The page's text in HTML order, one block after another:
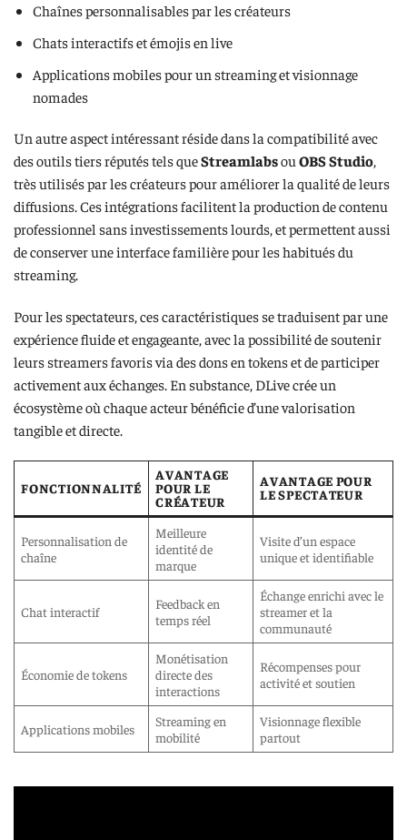
Chaînes personnalisables par les créateurs
Chats interactifs et émojis en live
Applications mobiles pour un streaming et visionnage
nomades
Un autre aspect intéressant réside dans la compatibilité avec
des outils tiers réputés tels queStreamlabsou OBS Studio,
très utilisés par les créateurs pour améliorer la qualité de leurs
diffusions. Ces intégrations facilitent la production de contenu
professionnel sans investissements lourds, et permettent aussi
de conserver une interface familière pour les habitués du
streaming.
Pour les spectateurs, ces caractéristiques se traduisent par une
expérience fluide et engageante, avec la possibilité de soutenir
leurs streamers favoris via des dons en tokens et de participer
activement aux échanges. En substance, DLive crée un
écosystème où chaque acteur bénéficie d’une valorisation
tangible et directe.
FONCTIONNALITÉ
AVANTAGE
POUR LE
CRÉATEUR
AVANTAGE POUR
LE SPECTATEUR
Personnalisation de
chaîne
Meilleure
identité de
marque
Visite d’un espace
unique et identifiable
Chat interactif
Feedback en
temps réel
Échange enrichi avec le
streamer et la
communauté
Économie de tokens
Monétisation
directe des
interactions
Récompenses pour
activité et soutien
Applications mobiles
Streaming en
mobilité
Visionnage flexible
partout